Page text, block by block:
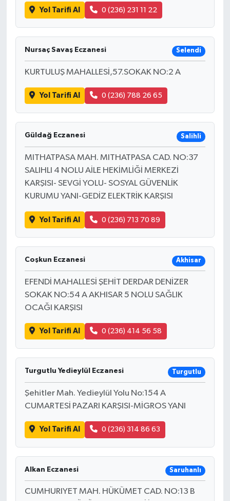
Yol Tarifi Al 0 (236) 231 11 22
Nursaç Savaş Eczanesi Selendi
KURTULUŞ MAHALLESİ,57.SOKAK NO:2 A
Yol Tarifi Al 0 (236) 788 26 65
Güldağ Eczanesi Salihli
MITHATPASA MAH. MITHATPASA CAD. NO:37
SALIHLI 4 NOLU AİLE HEKİMLİĞİ MERKEZİ
KARŞISI- SEVGİ YOLU- SOSYAL GÜVENLİK
KURUMU YANI-GEDİZ ELEKTRİK KARŞISI
Yol Tarifi Al 0 (236) 713 70 89
Coşkun Eczanesi Akhisar
EFENDİ MAHALLESİ ŞEHİT DERDAR DENİZER
SOKAK NO:54 A AKHISAR 5 NOLU SAĞLIK
OCAĞI KARŞISI
Yol Tarifi Al 0 (236) 414 56 58
Turgutlu Yedieylül Eczanesi Turgutlu
Şehitler Mah. Yedieylül Yolu No:154 A
CUMARTESİ PAZARI KARŞISI-MİGROS YANI
Yol Tarifi Al 0 (236) 314 86 63
Alkan Eczanesi Saruhanlı
CUMHURIYET MAH. HÜKÜMET CAD. NO:13 B